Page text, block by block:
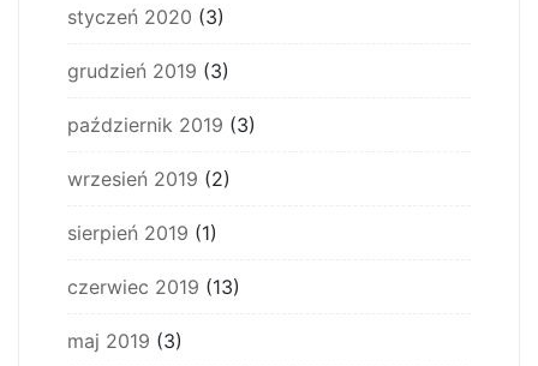
styczeń 2020 (3)
grudzień 2019 (3)
październik 2019 (3)
wrzesień 2019 (2)
sierpień 2019 (1)
czerwiec 2019 (13)
maj 2019 (3)